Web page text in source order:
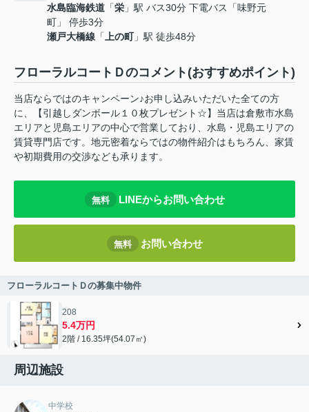
水島臨海鉄道 「栄 」駅 バス30分 下電バス「味野元
町」 停歩3分
瀬戸大橋線 「上の町」駅 徒歩48分
フローラルコートＤのコメント(おすすめポイント)
当店ならではのキャンペーン♪お申し込みいただいた全ての方
に、【引越しダンボール１０枚プレゼント☆】当店は倉敷市水島
エリアと児島エリアの中心で営業しており、水島・児島エリアの
賃貸専門店です。地元密着ならではの物件紹介はもちろん、家賃
や初期費用の交渉なども承ります。
無料 LINEからお問い合わせ
無料 お問い合わせ
フローラルコートＤの募集中物件
208
5.4万円
2階 / 16.35坪(54.07㎡)
周辺施設
中学校